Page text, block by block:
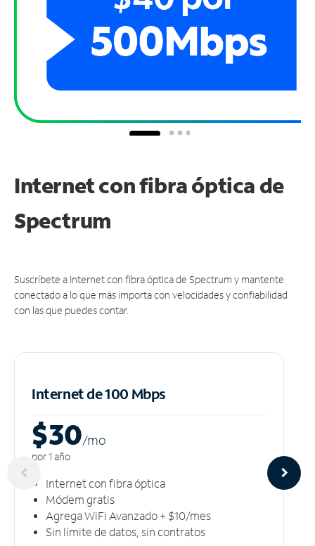
Internet con fibra óptica de
Spectrum
Suscríbete a Internet con fibra óptica de Spectrum y mantente
conectado a lo que más importa con velocidades y confiabilidad
con las que puedes contar.
Internet de 100 Mbps
$30/mo
por 1 año
Internet con fibra óptica
Módem gratis
Agrega WiFi Avanzado + $10/mes
Sin límite de datos, sin contratos